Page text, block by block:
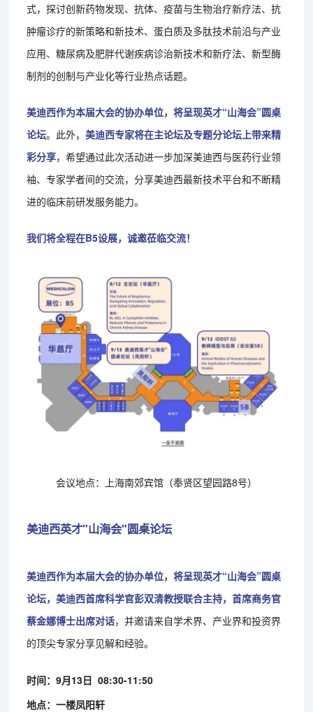
式，探讨创新药物发现、抗体、疫苗与生物治疗新疗法、抗
肿瘤诊疗的新策略和新技术、蛋白质及多肽技术前沿与产业
应用、糖尿病及肥胖代谢疾病诊治新技术和新疗法、新型酶
制剂的创制与产业化等行业热点话题。
美迪西作为本届大会的协办单位，将呈现英才“山海会”圆桌
论坛。此外，美迪西专家将在主论坛及专题分论坛上带来精
彩分享，希望通过此次活动进一步加深美迪西与医药行业领
袖、专家学者间的交流，分享美迪西最新技术平台和不断精
进的临床前研发服务能力。
我们将全程在B5设展，诚邀莅临交流！
会议地点：上海南郊宾馆（奉贤区望园路8号）
美迪西英才"山海会"圆桌论坛
美迪西作为本届大会的协办单位，将呈现英才“山海会”圆桌
论坛，美迪西首席科学官彭双清教授联合主持，首席商务官
蔡金娜博士出席对话，并邀请来自学术界、产业界和投资界
的顶尖专家分享见解和经验。
时间：9月13日 08:30-11:50
地点：一楼凤阳轩